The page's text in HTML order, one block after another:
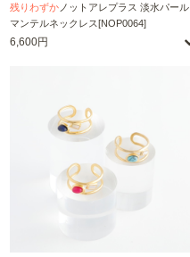
残りわずか ノットアレプラス 淡水パール
マンテルネックレス[NOP0064]
6,600円